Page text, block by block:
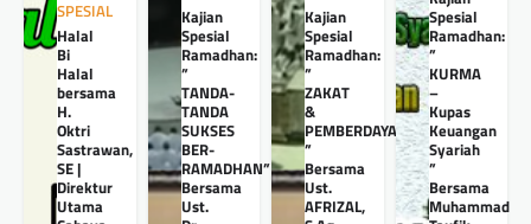
SPESIAL
Halal
Bi
Halal
bersama
H.
Oktri
Sastrawan,
SE |
Direktur
Utama
Kajian
Spesial
Ramadhan:
”
TANDA-
TANDA
SUKSES
BER-
RAMADHAN”
Bersama
Ust.
Kajian
Spesial
Ramadhan:
”
ZAKAT
&
PEMBERDAYAANNYA
”
Bersama
Ust.
AFRIZAL,
Spesial
Ramadhan:
”
KURMA
–
Kupas
Keuangan
Syariah
”
Bersama
Muhammad